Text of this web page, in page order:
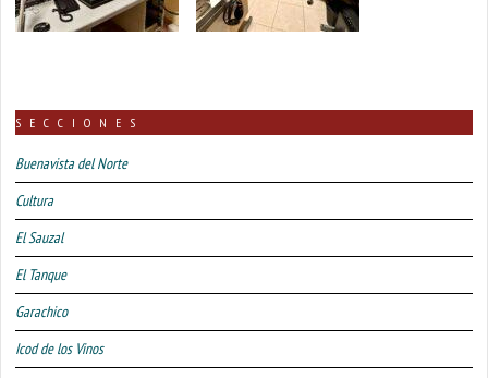
SECCIONES
Buenavista del Norte
Cultura
El Sauzal
El Tanque
Garachico
Icod de los Vinos